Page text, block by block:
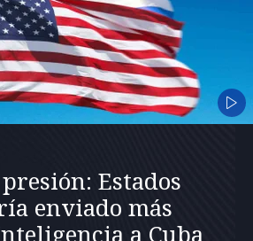
Estados
enviado más
a Cuba